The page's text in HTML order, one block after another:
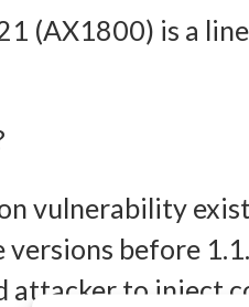
(AX1800) is a
vulnerability
before
attacker to inject